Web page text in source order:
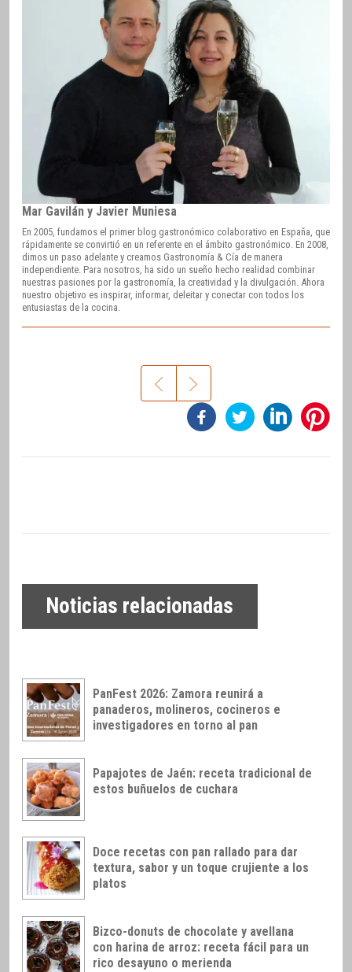
Mar Gavilán y Javier Muniesa
En 2005, fundamos el primer blog gastronómico colaborativo en España, que
rápidamente se convirtió en un referente en el ámbito gastronómico. En 2008,
dimos un paso adelante y creamos Gastronomía & Cía de manera
independiente. Para nosotros, ha sido un sueño hecho realidad combinar
nuestras pasiones por la gastronomía, la creatividad y la divulgación. Ahora
nuestro objetivo es inspirar, informar, deleitar y conectar con todos los
entusiastas de la cocina.
Noticias relacionadas
PanFest 2026: Zamora reunirá a
panaderos, molineros, cocineros e
investigadores en torno al pan
Papajotes de Jaén: receta tradicional de
estos buñuelos de cuchara
Doce recetas con pan rallado para dar
textura, sabor y un toque crujiente a los
platos
Bizco-donuts de chocolate y avellana
con harina de arroz: receta fácil para un
rico desayuno o merienda